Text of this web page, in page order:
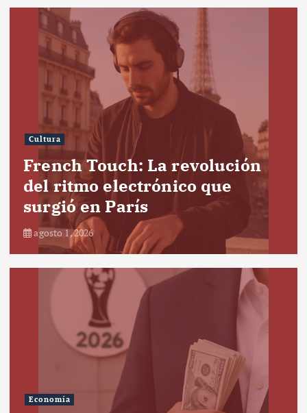
Cultura
French Touch: La revolución
del ritmo electrónico que
surgió en París
agosto 1, 2026
Economía